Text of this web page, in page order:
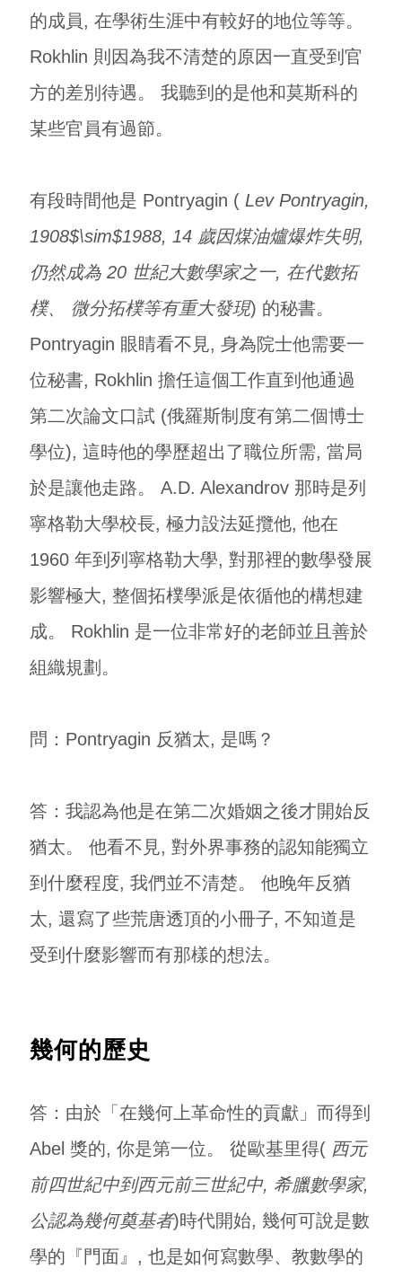
的成員, 在學術生涯中有較好的地位等等。
Rokhlin 則因為我不清楚的原因一直受到官
方的差別待遇。 我聽到的是他和莫斯科的
某些官員有過節。
有段時間他是 Pontryagin ( Lev Pontryagin,
1908$\sim$1988, 14 歲因煤油爐爆炸失明,
仍然成為 20 世紀大數學家之一, 在代數拓
樸、 微分拓樸等有重大發現) 的秘書。
Pontryagin 眼睛看不見, 身為院士他需要一
位秘書, Rokhlin 擔任這個工作直到他通過
第二次論文口試 (俄羅斯制度有第二個博士
學位), 這時他的學歷超出了職位所需, 當局
於是讓他走路。 A.D. Alexandrov 那時是列
寧格勒大學校長, 極力設法延攬他, 他在
1960 年到列寧格勒大學, 對那裡的數學發展
影響極大, 整個拓樸學派是依循他的構想建
成。 Rokhlin 是一位非常好的老師並且善於
組織規劃。
問：Pontryagin 反猶太, 是嗎？
答：我認為他是在第二次婚姻之後才開始反
猶太。 他看不見, 對外界事務的認知能獨立
到什麼程度, 我們並不清楚。 他晚年反猶
太, 還寫了些荒唐透頂的小冊子, 不知道是
受到什麼影響而有那樣的想法。
幾何的歷史
答：由於「在幾何上革命性的貢獻」而得到
Abel 獎的, 你是第一位。 從歐基里得( 西元
前四世紀中到西元前三世紀中, 希臘數學家,
公認為幾何奠基者)時代開始, 幾何可說是數
學的『門面』, 也是如何寫數學、教數學的